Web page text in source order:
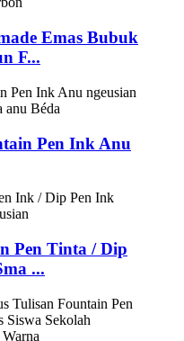
Emas Bubuk
F...
Pen Ink Anu
Pen Tinta / Dip
...